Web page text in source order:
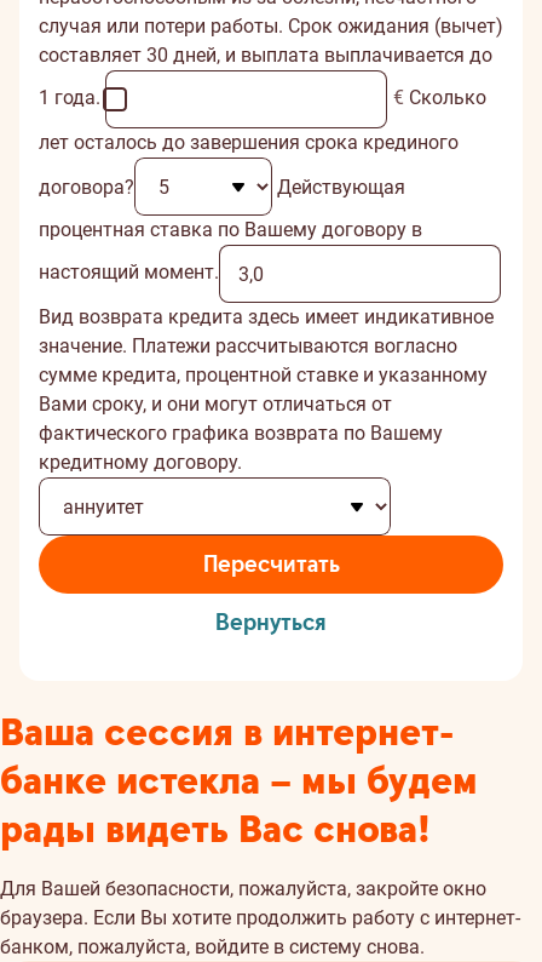
случая или потери работы. Срок ожидания (вычет)
составляет 30 дней, и выплата выплачивается до
1 года.
€ Сколько
лет осталось до завершения срока крединого
договора?
Действующая
процентная ставка по Вашему договору в
настоящий момент.
Вид возврата кредита здесь имеет индикативное
значение. Платежи рассчитываются вогласно
сумме кредита, процентной ставке и указанному
Вами сроку, и они могут отличаться от
фактического графика возврата по Вашему
кредитному договору.
Пересчитать
Вернуться
Ваша сессия в интернет-
банке истекла – мы будем
рады видеть Вас снова!
Для Вашей безопасности, пожалуйста, закройте окно
браузера. Если Вы хотите продолжить работу с интернет-
банком, пожалуйста, войдите в систему снова.